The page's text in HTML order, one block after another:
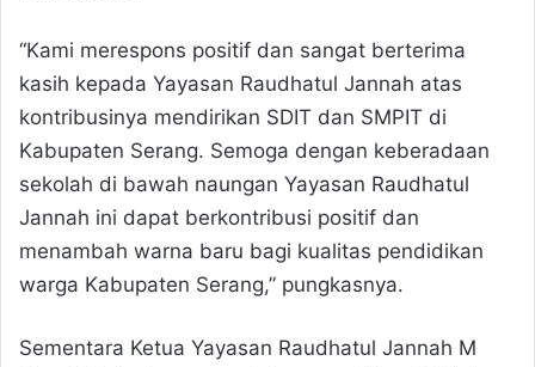
“Kami merespons positif dan sangat berterima
kasih kepada Yayasan Raudhatul Jannah atas
kontribusinya mendirikan SDIT dan SMPIT di
Kabupaten Serang. Semoga dengan keberadaan
sekolah di bawah naungan Yayasan Raudhatul
Jannah ini dapat berkontribusi positif dan
menambah warna baru bagi kualitas pendidikan
warga Kabupaten Serang,” pungkasnya.
Sementara Ketua Yayasan Raudhatul Jannah M